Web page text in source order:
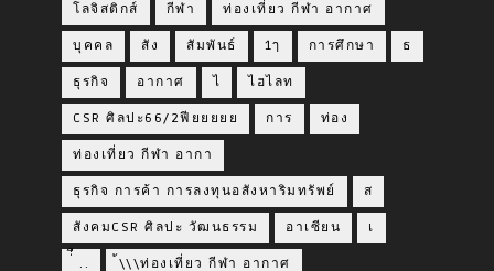
โลจิสติกส์ กีฬา ท่องเที่ยว กีฬา อากาศ
บุคคล สัง สัมพันธ์ 1ๅ การศึกษา ธ
ธุรกิจ อากาศ ไ ไฮไลท
CSR ศิลปะ66/2ฟียยยยย การ ท่อง
ท่องเที่ยว กีฬา อากา
ธุรกิจ การค้า การลงทุนอสังหาริมทรัพย์ ส
สังคมCSR ศิลปะ วัฒนธรรม อาเซียน เ
่่ื​ .. ้\\\ท่องเที่ยว กีฬา อากาศ